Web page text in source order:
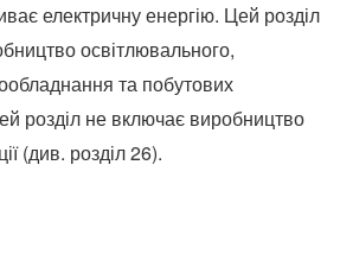
електричну енергію. Цей розділ
освітлювального,
та побутових
розділ не включає виробництво
(див. розділ 26).